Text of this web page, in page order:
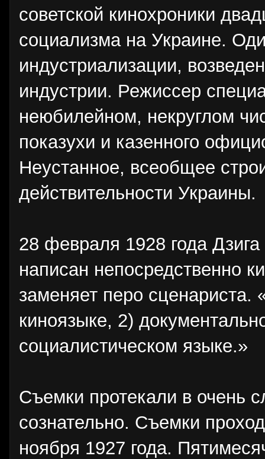
советской кинохроники
социализма на Украине.
индустриализации,
индустрии. Режиссер
неюбилейном, некруглом
показухи и казенного
Неустанное, всеобщее
действительности Украины.
28 февраля 1928 года
написан непосредственно
заменяет перо
киноязыке, 2)
социалистическом языке.»
Съемки протекали в очень
сознательно. Съемки
ноября 1927 года.